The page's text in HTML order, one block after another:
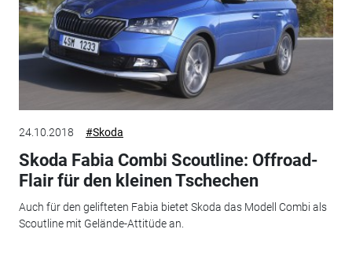
24.10.2018 #Skoda
Skoda Fabia Combi Scoutline: Offroad-
Flair für den kleinen Tschechen
Auch für den gelifteten Fabia bietet Skoda das Modell Combi als
Scoutline mit Gelände-Attitüde an.